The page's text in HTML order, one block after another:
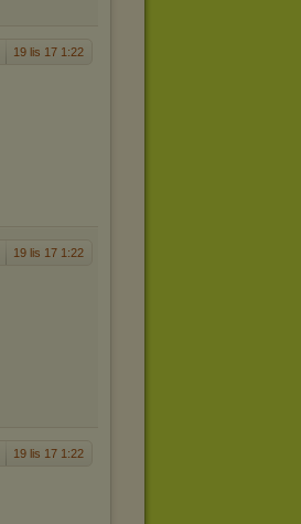
19 lis 17 1:22
19 lis 17 1:22
19 lis 17 1:22